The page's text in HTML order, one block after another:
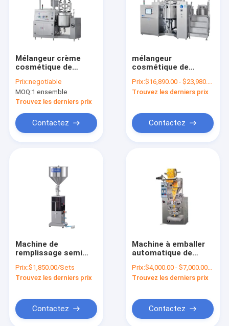
Mélangeur crème
cosmétique de
d'émulsion de vide de
machine de
homogénisateur
Prix:negotiable
MOQ:1 ensemble
Trouvez les derniers prix
Contactez
mélangeur
cosmétique de
pour la machine
liquide de fabrication
d'hôtel
Prix:$16,890.00 - $23,980.00/Sets
Trouvez les derniers prix
Contactez
Machine de
remplissage semi
d'Olive Oil Sunflower
Oil Coconut
Prix:$1,850.00/Sets
Trouvez les derniers prix
Contactez
Machine à emballer
automatique de
sachet 4000BPH
Prix:$4,000.00 - $7,000.00/Sets
Trouvez les derniers prix
Contactez